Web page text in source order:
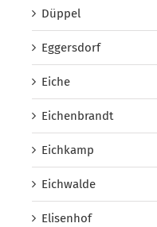
Düppel
Eggersdorf
Eiche
Eichenbrandt
Eichkamp
Eichwalde
Elisenhof